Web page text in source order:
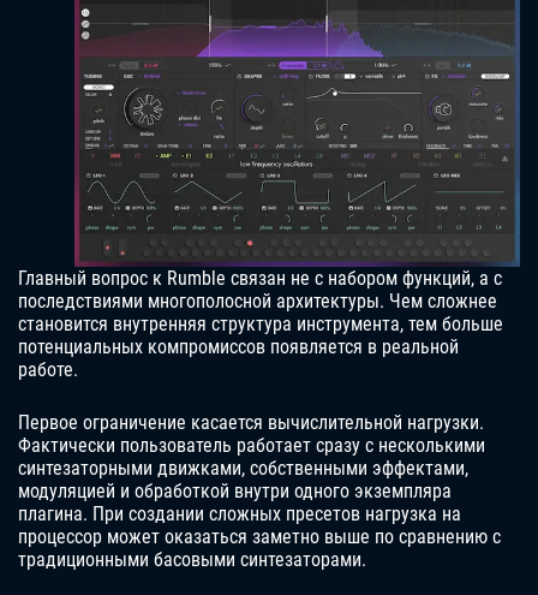
Главный вопрос к Rumble связан не с набором функций, а с
последствиями многополосной архитектуры. Чем сложнее
становится внутренняя структура инструмента, тем больше
потенциальных компромиссов появляется в реальной
работе.
Первое ограничение касается вычислительной нагрузки.
Фактически пользователь работает сразу с несколькими
синтезаторными движками, собственными эффектами,
модуляцией и обработкой внутри одного экземпляра
плагина. При создании сложных пресетов нагрузка на
процессор может оказаться заметно выше по сравнению с
традиционными басовыми синтезаторами.